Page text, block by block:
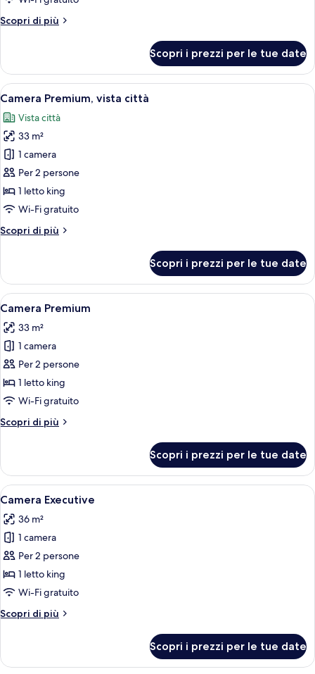
Scopri di più
Altri
Presidenziale
Scopri i prezzi per le tue date
Apri
tutte
le
foto
per
Camera
Premium,
vista
Una camera d'albergo moderna
6
Camera Premium, vista città
Vista città
33 m²
1 camera
Per 2 persone
1 letto king
Wi-Fi gratuito
Scopri di più
Altri
Premium,
vista
città
Scopri i prezzi per le tue date
Apri
tutte
le
foto
per
Camera
Premium
Una moderna camera d'hotel con
5
Camera Premium
33 m²
1 camera
Per 2 persone
1 letto king
Wi-Fi gratuito
Scopri di più
Altri
Premium
Scopri i prezzi per le tue date
Apri
tutte
le
foto
per
Camera
Executive
Una moderna camera d'albergo
4
Camera Executive
36 m²
1 camera
Per 2 persone
1 letto king
Wi-Fi gratuito
Scopri di più
Altri
Executive
Scopri i prezzi per le tue date